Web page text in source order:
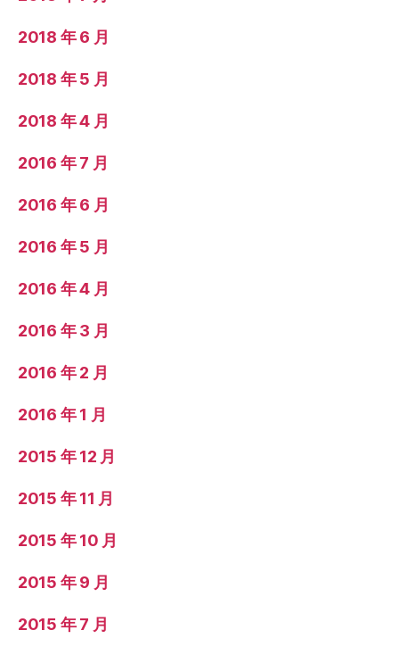
2018 年 6 月
2018 年 5 月
2018 年 4 月
2016 年 7 月
2016 年 6 月
2016 年 5 月
2016 年 4 月
2016 年 3 月
2016 年 2 月
2016 年 1 月
2015 年 12 月
2015 年 11 月
2015 年 10 月
2015 年 9 月
2015 年 7 月